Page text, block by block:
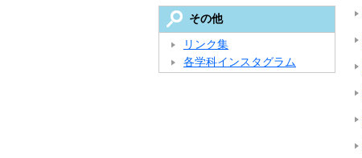
その他
リンク集
各学科インスタグラム